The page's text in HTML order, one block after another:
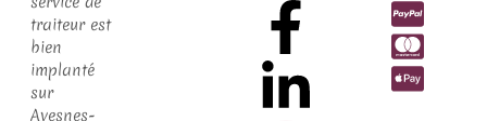
traiteur est
bien
implanté
sur
Avesnes-